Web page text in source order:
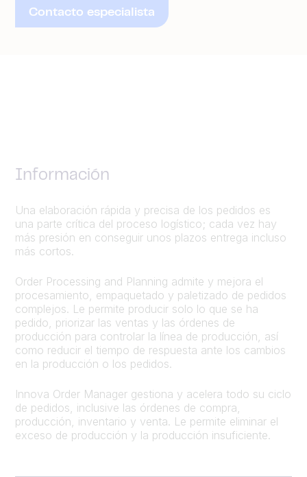
Contacto especialista
Información
Una elaboración rápida y precisa de los pedidos es
una parte crítica del proceso logístico; cada vez hay
más presión en conseguir unos plazos entrega incluso
más cortos.
Order Processing and Planning admite y mejora el
procesamiento, empaquetado y paletizado de pedidos
complejos. Le permite producir solo lo que se ha
pedido, priorizar las ventas y las órdenes de
producción para controlar la línea de producción, así
como reducir el tiempo de respuesta ante los cambios
en la producción o los pedidos.
Innova Order Manager gestiona y acelera todo su ciclo
de pedidos, inclusive las órdenes de compra,
producción, inventario y venta. Le permite eliminar el
exceso de producción y la producción insuficiente.